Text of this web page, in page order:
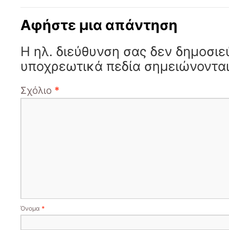
Αφήστε μια απάντηση
Η ηλ. διεύθυνση σας δεν
υποχρεωτικά πεδία
Σχόλιο *
Όνομα *